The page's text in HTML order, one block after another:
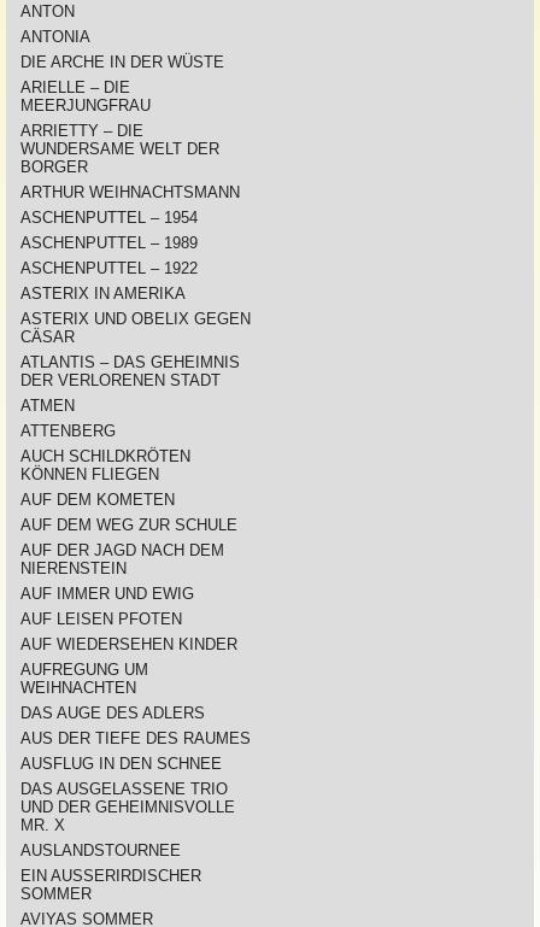
ANTON
ANTONIA
DIE ARCHE IN DER WÜSTE
ARIELLE – DIE
MEERJUNGFRAU
ARRIETTY – DIE
WUNDERSAME WELT DER
BORGER
ARTHUR WEIHNACHTSMANN
ASCHENPUTTEL – 1954
ASCHENPUTTEL – 1989
ASCHENPUTTEL – 1922
ASTERIX IN AMERIKA
ASTERIX UND OBELIX GEGEN
CÄSAR
ATLANTIS – DAS GEHEIMNIS
DER VERLORENEN STADT
ATMEN
ATTENBERG
AUCH SCHILDKRÖTEN
KÖNNEN FLIEGEN
AUF DEM KOMETEN
AUF DEM WEG ZUR SCHULE
AUF DER JAGD NACH DEM
NIERENSTEIN
AUF IMMER UND EWIG
AUF LEISEN PFOTEN
AUF WIEDERSEHEN KINDER
AUFREGUNG UM
WEIHNACHTEN
DAS AUGE DES ADLERS
AUS DER TIEFE DES RAUMES
AUSFLUG IN DEN SCHNEE
DAS AUSGELASSENE TRIO
UND DER GEHEIMNISVOLLE
MR. X
AUSLANDSTOURNEE
EIN AUSSERIRDISCHER
SOMMER
AVIYAS SOMMER